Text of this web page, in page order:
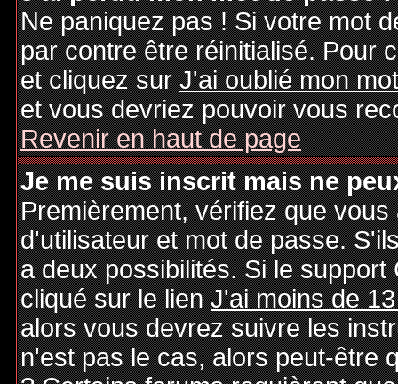
Ne paniquez pas ! Si votre mot
par contre être réinitialisé. Pour
et cliquez surJ'ai oublié mon
et vous devriez pouvoir vous
Revenir en haut de page
Je me suis inscrit mais ne
Premièrement, vérifiez que
d'utilisateur et mot de passe.
a deux possibilités. Si le
cliqué sur le lienJ'ai moins de
alors vous devrez suivre les
n'est pas le cas, alors peut-être